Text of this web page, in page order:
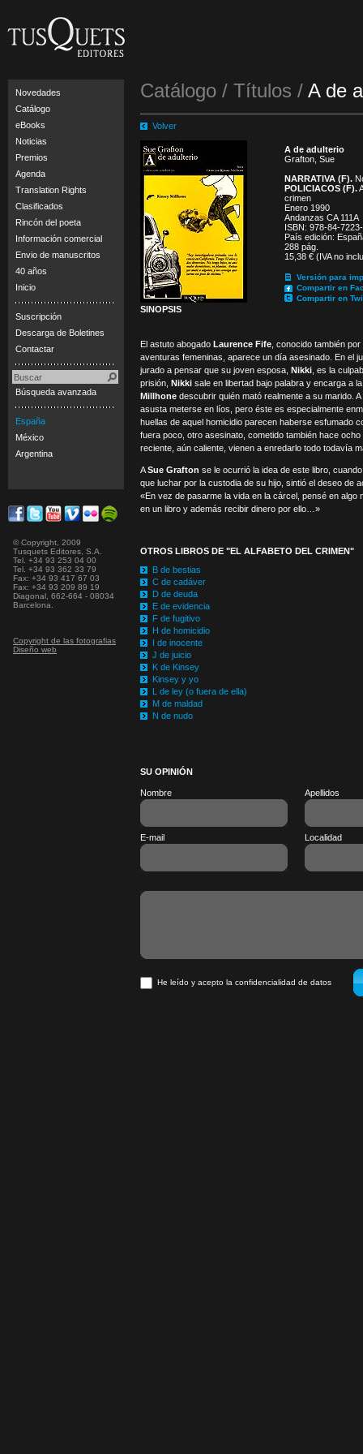
Novedades
Catálogo
eBooks
Noticias
Premios
Agenda
Translation Rights
Clasificados
Rincón del poeta
Información comercial
Envio de manuscritos
40 años
Inicio
Suscripción
Descarga de Boletines
Contactar
Búsqueda avanzada
España
México
Argentina
© Copyright, 2009
Tusquets Editores, S.A.
Tel. +34 93 253 04 00
Tel. +34 93 362 33 79
Fax: +34 93 417 67 03
Fax: +34 93 209 89 19
Diagonal, 662-664 - 08034
Barcelona.
Copyright de las fotografias
Diseño web
Catálogo / Títulos / A de
Volver
A de adulterio
Grafton, Sue
NARRATIVA (F).
POLICIACOS (F).
crimen
Enero 1990
Andanzas CA 111A
ISBN: 978-84-
País edición:
288 pág.
15,38 € (IVA no
Versión para
Compartir en
Compartir en
SINOPSIS
El astuto abogado Laurence Fife , conocido también
aventuras femeninas, aparece un día asesinado. En el
jurado a pensar que su joven esposa, Nikki , es la
prisión, Nikki sale en libertad bajo palabra y encarga a
Millhone descubrir quién mató realmente a su marido. A
asusta meterse en líos, pero éste es especialmente
huellas de aquel homicidio parecen haberse esfumado
fuera poco, otro asesinato, cometido también hace
reciente, aún caliente, vienen a enredarlo todo todavía
ASue Grafton se le ocurrió la idea de este libro,
que luchar por la custodia de su hijo, sintió el deseo de
«En vez de pasarme la vida en la cárcel, pensé en algo
en un libro y además recibir dinero por ello…»
OTROS LIBROS DE "EL ALFABETO DEL CRIMEN"
B de bestias
C de cadáver
D de deuda
E de evidencia
F de fugitivo
H de homicidio
I de inocente
J de juicio
K de Kinsey
Kinsey y yo
L de ley (o fuera de ella)
M de maldad
N de nudo
SU OPINIÓN
Nombre Apellidos
E-mail Localidad
He leído y acepto la confidencialidad de datos